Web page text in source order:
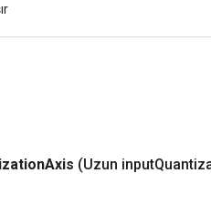
Axis (Uzun input